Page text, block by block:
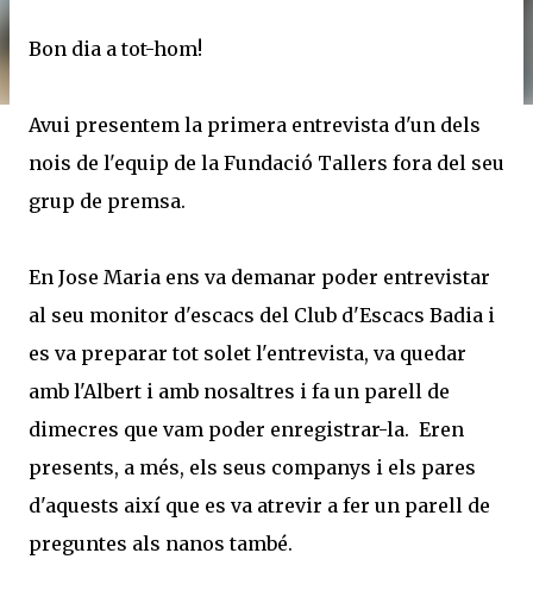
Bon dia a tot-hom!
Avui presentem la primera entrevista d'un dels
nois de l'equip de la Fundació Tallers fora del seu
grup de premsa.
En Jose Maria ens va demanar poder entrevistar
al seu monitor d'escacs del Club d'Escacs Badia i
es va preparar tot solet l'entrevista, va quedar
amb l'Albert i amb nosaltres i fa un parell de
dimecres que vam poder enregistrar-la. Eren
presents, a més, els seus companys i els pares
d'aquests així que es va atrevir a fer un parell de
preguntes als nanos també.